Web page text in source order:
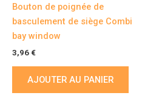
Bouton de poignée de
basculement de siège Combi
bay window
3,96 €
AJOUTER AU PANIER